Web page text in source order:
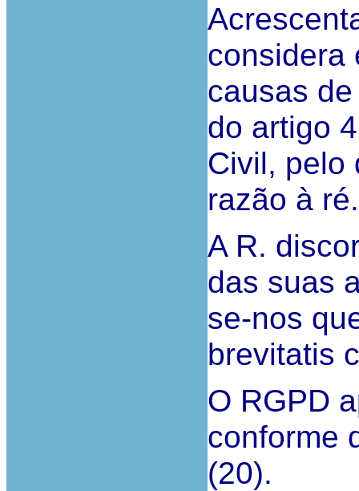
considera
causas
do artigo
Civil, pelo
razão à
A R.
das suas
se-nos
brevitatis
O RGPD
conforme
(20).